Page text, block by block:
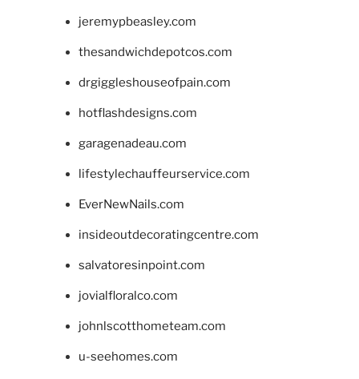
jeremypbeasley.com
thesandwichdepotcos.com
drgiggleshouseofpain.com
hotflashdesigns.com
garagenadeau.com
lifestylechauffeurservice.com
EverNewNails.com
insideoutdecoratingcentre.com
salvatoresinpoint.com
jovialfloralco.com
johnlscotthometeam.com
u-seehomes.com